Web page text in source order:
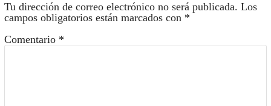
Tu dirección de correo electrónico no será publicada. Los
campos obligatorios están marcados con *
Comentario *